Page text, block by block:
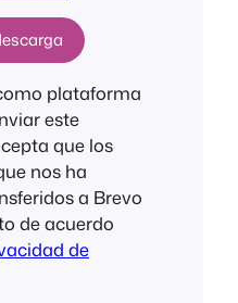
plataforma
este
que los
nos ha
a Brevo
de acuerdo
de